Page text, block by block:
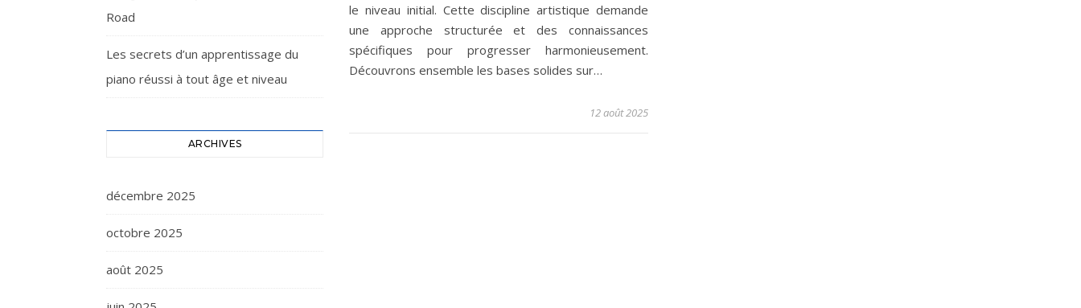
Road
Les secrets d’un apprentissage du
piano réussi à tout âge et niveau
ARCHIVES
décembre 2025
octobre 2025
août 2025
le niveau initial. Cette discipline artistique demande
une approche structurée et des connaissances
spécifiques pour progresser harmonieusement.
Découvrons ensemble les bases solides sur…
12 août 2025